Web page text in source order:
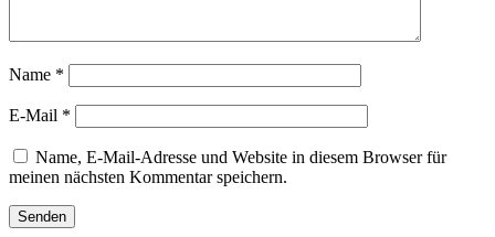
Name *
E-Mail *
Name, E-Mail-Adresse und Website in diesem Browser für
meinen nächsten Kommentar speichern.